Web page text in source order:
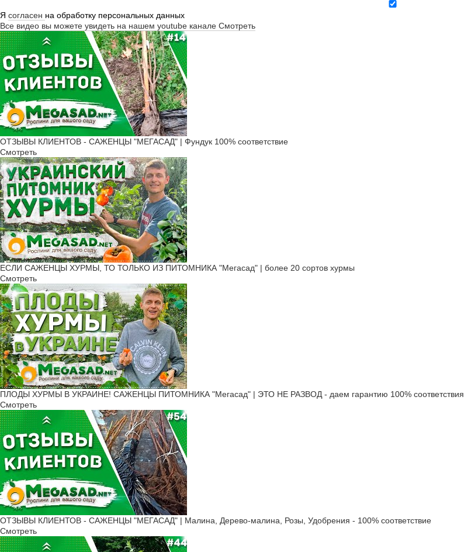
Я согласен на обработку персональных данных
Все видео вы можете увидеть на нашем youtube канале Смотреть
ОТЗЫВЫ КЛИЕНТОВ - САЖЕНЦЫ "МЕГАСАД" | Фундук 100% соответствие
Смотреть
ЕСЛИ САЖЕНЦЫ ХУРМЫ, ТО ТОЛЬКО ИЗ ПИТОМНИКА "Мегасад" | более 20 сортов хурмы
Смотреть
ПЛОДЫ ХУРМЫ В УКРАИНЕ! САЖЕНЦЫ ПИТОМНИКА "Мегасад" | ЭТО НЕ РАЗВОД - даем гарантию 100% соответствия
Смотреть
ОТЗЫВЫ КЛИЕНТОВ - САЖЕНЦЫ "МЕГАСАД" | Малина, Дерево-малина, Розы, Удобрения - 100% соответствие
Смотреть